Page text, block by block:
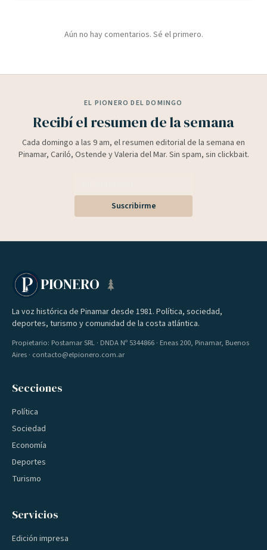
Aún no hay comentarios. Sé el primero.
EL PIONERO DEL DOMINGO
Recibí el resumen de la semana
Cada domingo a las 9 am, el resumen editorial de la semana en
Pinamar, Cariló, Ostende y Valeria del Mar. Sin spam, sin clickbait.
Suscribirme
PIONERO
La voz histórica de Pinamar desde 1981. Política, sociedad,
deportes, turismo y comunidad de la costa atlántica.
Propietario: Postamar SRL · DNDA Nº 5344866 · Eneas 200, Pinamar, Buenos
Aires · contacto@elpionero.com.ar
Secciones
Política
Sociedad
Economía
Deportes
Turismo
Servicios
Edición impresa